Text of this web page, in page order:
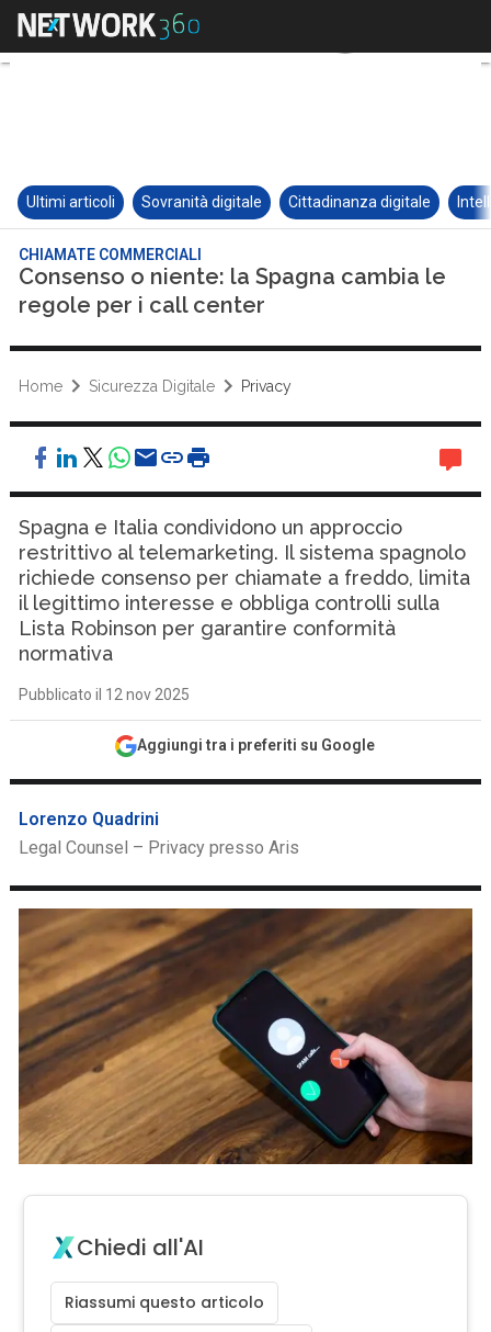
Ultimi articoli Sovranità digitale Cittadinanza digitale
CHIAMATE COMMERCIALI
Consenso o niente: la Spagna cambia le
regole per i call center
Home Sicurezza Digitale Privacy
Spagna e Italia condividono un approccio
restrittivo al telemarketing. Il sistema spagnolo
richiede consenso per chiamate a freddo, limita
il legittimo interesse e obbliga controlli sulla
Lista Robinson per garantire conformità
normativa
Pubblicato il 12 nov 2025
Aggiungi tra i preferiti su Google
Lorenzo Quadrini
Legal Counsel – Privacy presso Aris
Chiedi all'AI
Riassumi questo articolo